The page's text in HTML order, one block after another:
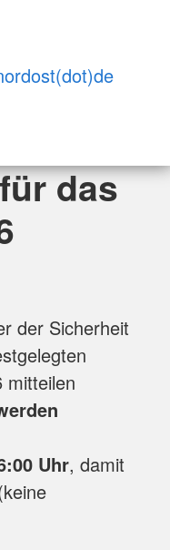
das
der Sicherheit
mitteilen
Uhr, damit